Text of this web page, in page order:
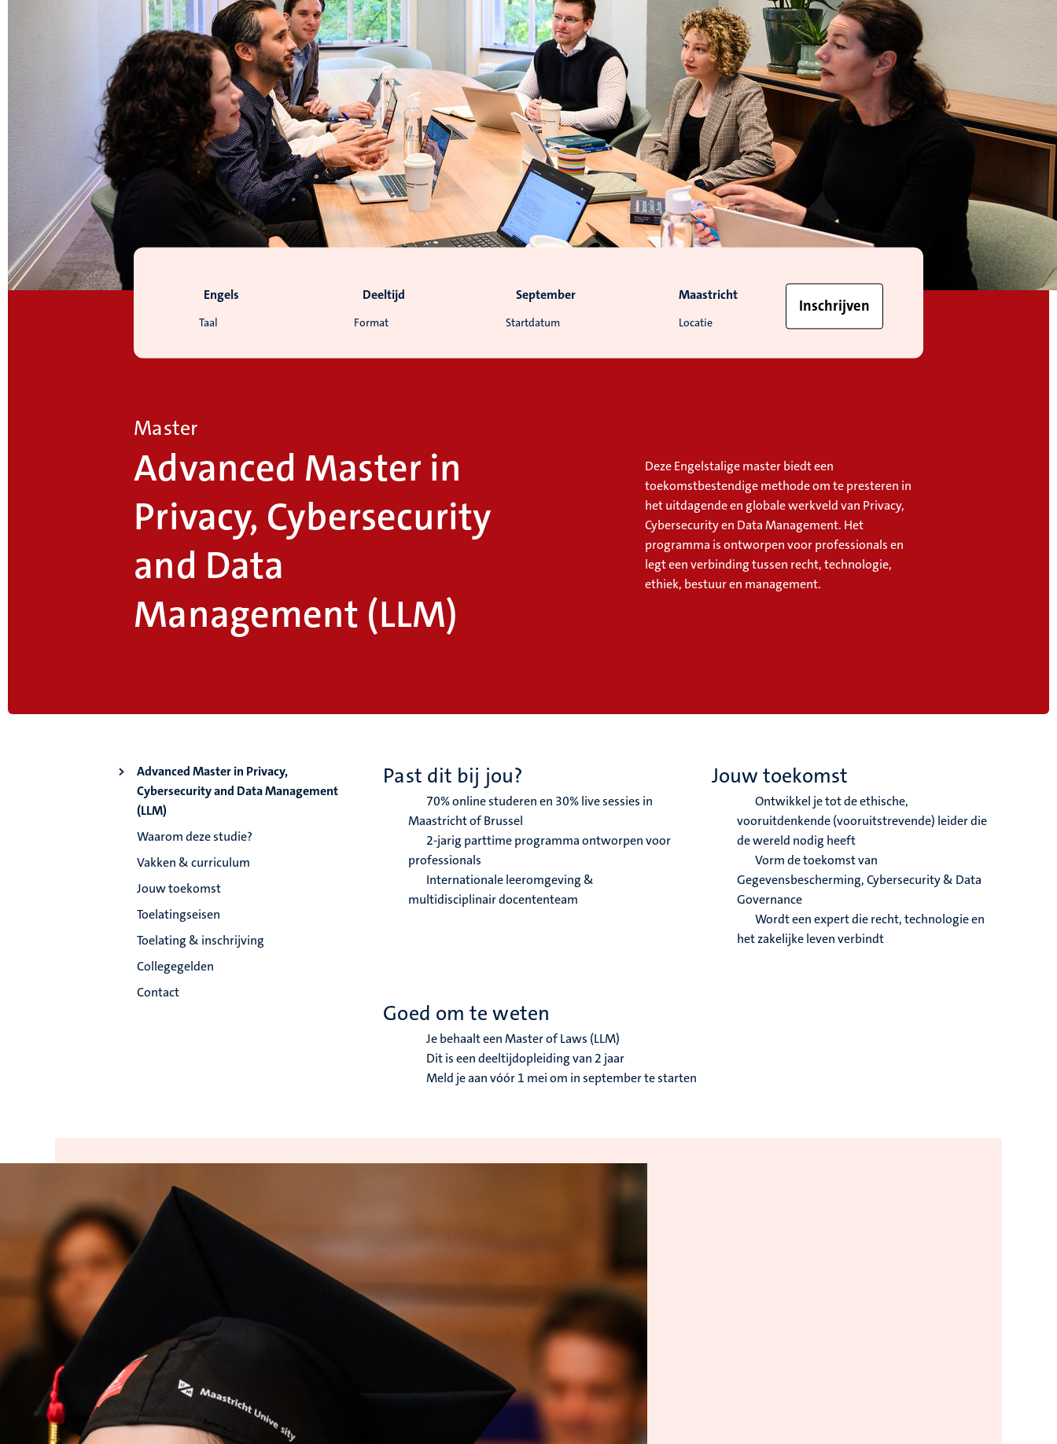
Taal
Engels
Format
Deeltijd
Startdatum
September
Locatie
Maastricht
Inschrijven
Master
Advanced Master in
Privacy, Cybersecurity
and Data
Management (LLM)
Deze Engelstalige master biedt een
toekomstbestendige methode om te presteren in
het uitdagende en globale werkveld van Privacy,
Cybersecurity en Data Management. Het
programma is ontworpen voor professionals en
legt een verbinding tussen recht, technologie,
ethiek, bestuur en management.
Advanced Master in Privacy,
Cybersecurity and Data Management
(LLM)
Waarom deze studie?
Vakken & curriculum
Jouw toekomst
Toelatingseisen
Toelating & inschrijving
Collegegelden
Contact
Past dit bij jou?
70% online studeren en 30% live sessies in
Maastricht of Brussel
2-jarig parttime programma ontworpen voor
professionals
Internationale leeromgeving &
multidisciplinair docententeam
Jouw toekomst
Ontwikkel je tot de ethische,
vooruitdenkende (vooruitstrevende) leider die
de wereld nodig heeft
Vorm de toekomst van
Gegevensbescherming, Cybersecurity & Data
Governance
Wordt een expert die recht, technologie en
het zakelijke leven verbindt
Goed om te weten
Je behaalt een Master of Laws (LLM)
Dit is een deeltijdopleiding van 2 jaar
Meld je aan vóór 1 mei om in september te starten